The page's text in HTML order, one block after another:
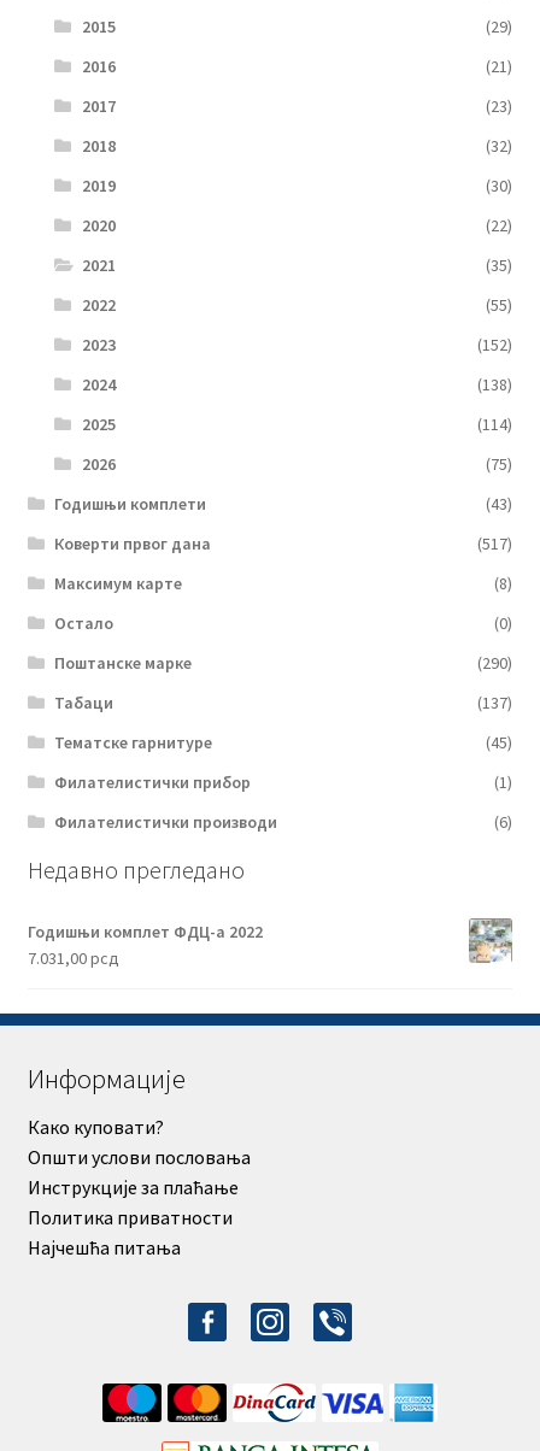
2015
(29)
2016
(21)
2017
(23)
2018
(32)
2019
(30)
2020
(22)
2021
(35)
2022
(55)
2023
(152)
2024
(138)
2025
(114)
2026
(75)
Годишњи комплети
(43)
Коверти првог дана
(517)
Максимум карте
(8)
Остало
(0)
Поштанске марке
(290)
Табаци
(137)
Тематске гарнитуре
(45)
Филателистички прибор
(1)
Филателистички производи
(6)
Недавно прегледано
Годишњи комплет ФДЦ-а 2022
7.031,00рсд
Информације
Како куповати?
Општи услови пословања
Инструкције за плаћање
Политика приватности
Најчешћа питања
facebook-
alt
instagram
viber